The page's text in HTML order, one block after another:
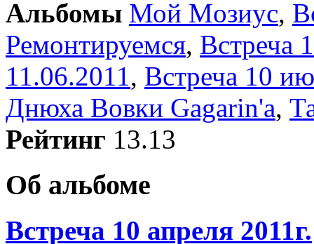
Альбомы Мой Moзиус,
Ремонтируемся, Встреча
11.06.2011, Встреча 10
Днюха Вовки Gagarin'a,
Рейтинг 13.13
Об альбоме
Встреча 10 апреля 2011г.